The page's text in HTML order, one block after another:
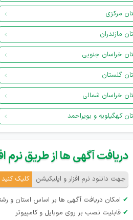
مرکزی
مازندران
خراسان جنوبی
گلستان
خراسان شمالی
کهگیلویه و بویراحمد
دریافت آگهی ها از طریق نرم
جهت دانلود نرم افزار و اپلیکیشن کلیک کنید
✔ امکان دریافت آگهی ها بر اساس استان و
✔ قابلیت نصب بر روی موبایل و کامپیوتر